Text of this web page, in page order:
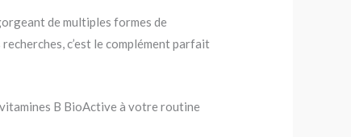
de multiples formes de
c’est le complément parfait
B BioActive à votre routine